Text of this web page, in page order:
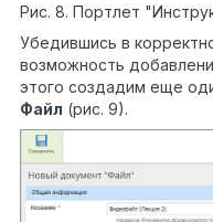
Рис. 8. Портлет
Убедившись в
возможность
этого создадим еще
Файл (рис. 9).